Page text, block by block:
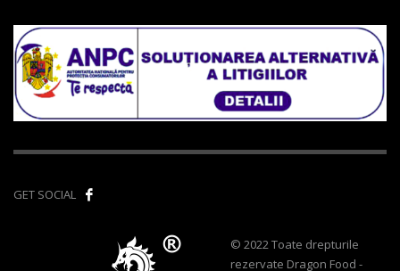
GET SOCIAL
© 2022 Toate drepturile
rezervate Dragon Food -